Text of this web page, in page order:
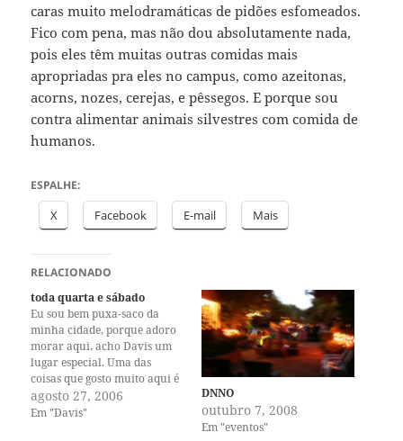
caras muito melodramáticas de pidões esfomeados.
Fico com pena, mas não dou absolutamente nada,
pois eles têm muitas outras comidas mais
apropriadas pra eles no campus, como azeitonas,
acorns, nozes, cerejas, e pêssegos. E porque sou
contra alimentar animais silvestres com comida de
humanos.
ESPALHE:
X Facebook E-mail Mais
RELACIONADO
toda quarta e sábado
Eu sou bem puxa-saco da
minha cidade, porque adoro
morar aqui, acho Davis um
lugar especial. Uma das
coisas que gosto muito aqui é
o nosso Farmers Market.
Toda quarta e sábado, faça
agosto 27, 2006
Em "Davis"
DNNO
outubro 7, 2008
Em "eventos"